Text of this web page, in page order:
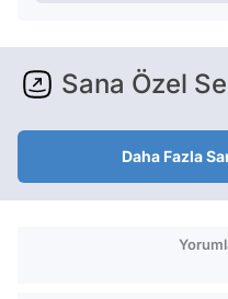
Sana Özel
Daha Fazla